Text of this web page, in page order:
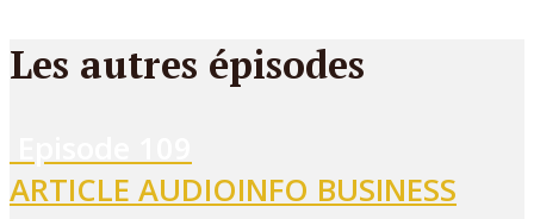
Les autres épisodes
ARTICLE AUDIOINFO BUSINESS